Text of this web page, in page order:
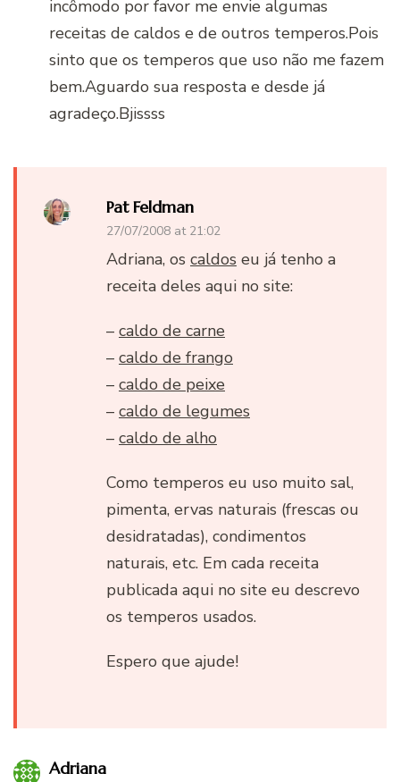
incômodo por favor me envie algumas
receitas de caldos e de outros temperos.Pois
sinto que os temperos que uso não me fazem
bem.Aguardo sua resposta e desde já
agradeço.Bjissss
Pat Feldman
27/07/2008 at 21:02
Adriana, os caldos eu já tenho a
receita deles aqui no site:
– caldo de carne
– caldo de frango
– caldo de peixe
– caldo de legumes
– caldo de alho
Como temperos eu uso muito sal,
pimenta, ervas naturais (frescas ou
desidratadas), condimentos
naturais, etc. Em cada receita
publicada aqui no site eu descrevo
os temperos usados.
Espero que ajude!
Adriana